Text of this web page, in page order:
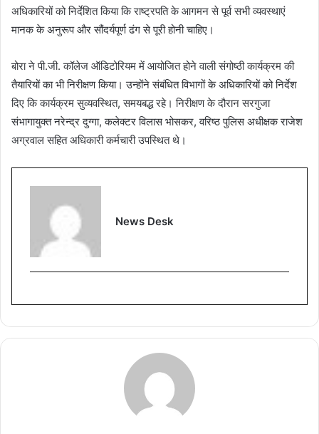
अधिकारियों को निर्देशित किया कि राष्ट्रपति के आगमन से पूर्व सभी व्यवस्थाएं
मानक के अनुरूप और सौंदर्यपूर्ण ढंग से पूरी होनी चाहिए।
बोरा ने पी.जी. कॉलेज ऑडिटोरियम में आयोजित होने वाली संगोष्ठी कार्यक्रम की
तैयारियों का भी निरीक्षण किया। उन्होंने संबंधित विभागों के अधिकारियों को निर्देश
दिए कि कार्यक्रम सुव्यवस्थित, समयबद्ध रहे। निरीक्षण के दौरान सरगुजा
संभागायुक्त नरेन्द्र दुग्गा, कलेक्टर विलास भोसकर, वरिष्ठ पुलिस अधीक्षक राजेश
अग्रवाल सहित अधिकारी कर्मचारी उपस्थित थे।
News Desk